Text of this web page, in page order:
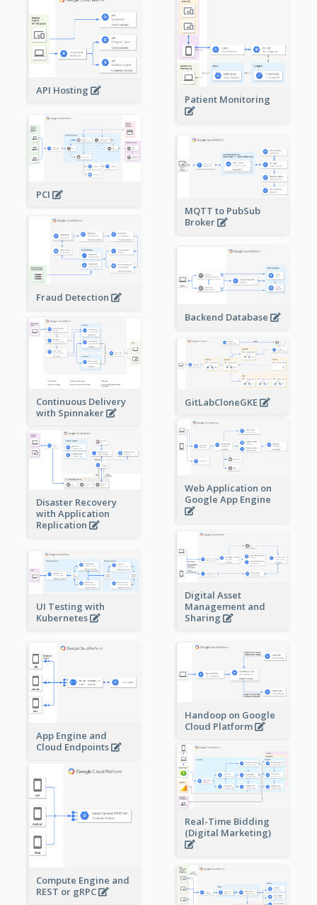
Patient Monitoring
API Hosting
PCI
MQTT to PubSub
Broker
Fraud Detection
Backend Database
Continuous Delivery
with Spinnaker
GitLabCloneGKE
Web Application on
Google App Engine
Disaster Recovery
with Application
Replication
Digital Asset
Management and
Sharing
UI Testing with
Kubernetes
App Engine and
Cloud Endpoints
Handoop on Google
Cloud Platform
Real-Time Bidding
(Digital Marketing)
Compute Engine and
REST or gRPC